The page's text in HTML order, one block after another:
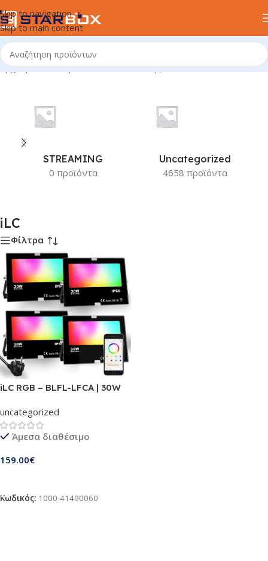
Skip to navigation
Skip to main content
Αρχική σελίδα/Προϊόν Κατασκευαστής/iLC
STREAMING
0 προϊόντα
Uncategorized
4658 προϊόντα
iLC
Φίλτρα
iLC RGB – BLFL-LFCA | 30W
Bluetooth 5.0 | Προβολέας
LED με 12 προσαρμοσμένες
έγχρωμες σκηνές | ΙP66
uncategorized
Άμεσα διαθέσιμο
159.00€
Κωδικός: 1000-41490060